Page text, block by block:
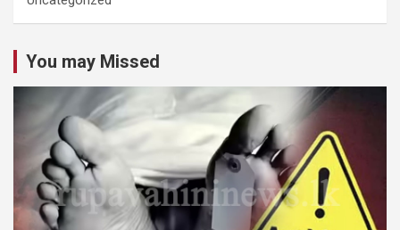
You may Missed